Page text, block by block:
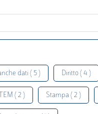
dati ( 5 ) Diritto ( 4 )
( 2 ) Stampa ( 2 )